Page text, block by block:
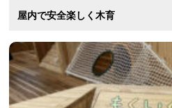
屋内で安全楽しく木育